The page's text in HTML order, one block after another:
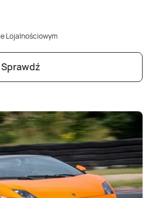
Lojalnościowym
Sprawdź